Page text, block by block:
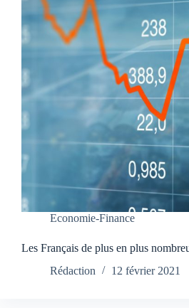
Economie-Finance
Les Français de plus en plus
Rédaction
12 février 2021